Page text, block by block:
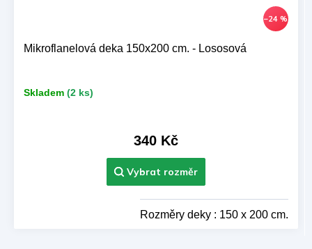
–24 %
Mikroflanelová deka 150x200 cm. - Lososová
Skladem (2 ks)
340 Kč
Rozměry deky : 150 x 200 cm.